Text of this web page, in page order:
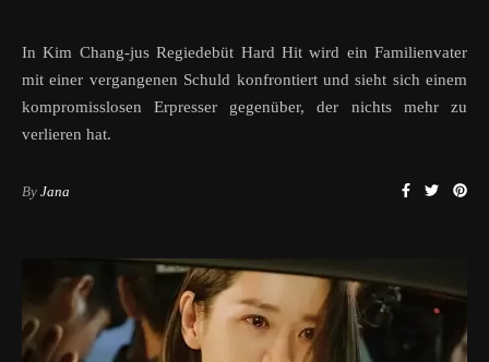
In Kim Chang-jus Regiedebüt Hard Hit wird ein Familienvater
mit einer vergangenen Schuld konfrontiert und sieht sich einem
kompromisslosen Erpresser gegenüber, der nichts mehr zu
verlieren hat.
By Jana